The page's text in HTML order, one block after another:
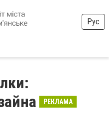
Рус
РЕКЛАМА